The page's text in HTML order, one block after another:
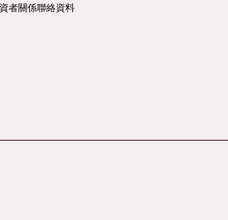
者關係聯絡資料